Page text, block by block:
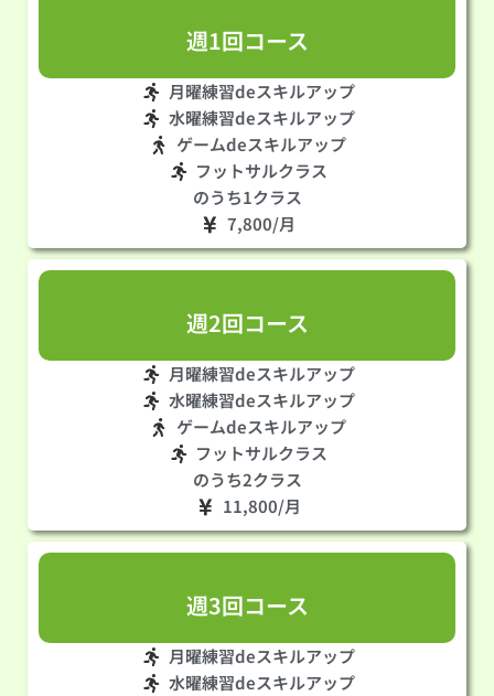
週1回コース
月曜練習deスキルアップ
水曜練習deスキルアップ
ゲームdeスキルアップ
フットサルクラス
のうち1クラス
7,800/月
週2回コース
月曜練習deスキルアップ
水曜練習deスキルアップ
ゲームdeスキルアップ
フットサルクラス
のうち2クラス
11,800/月
週3回コース
月曜練習deスキルアップ
水曜練習deスキルアップ